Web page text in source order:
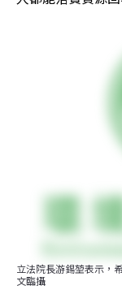
立法院長游錫堃表示，
文臨攝